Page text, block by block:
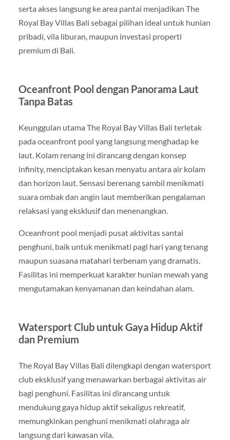
serta akses langsung ke area pantai menjadikan The
Royal Bay Villas Bali sebagai pilihan ideal untuk hunian
pribadi, vila liburan, maupun investasi properti
premium di Bali.
Oceanfront Pool dengan Panorama Laut
Tanpa Batas
Keunggulan utama The Royal Bay Villas Bali terletak
pada oceanfront pool yang langsung menghadap ke
laut. Kolam renang ini dirancang dengan konsep
infinity, menciptakan kesan menyatu antara air kolam
dan horizon laut. Sensasi berenang sambil menikmati
suara ombak dan angin laut memberikan pengalaman
relaksasi yang eksklusif dan menenangkan.
Oceanfront pool menjadi pusat aktivitas santai
penghuni, baik untuk menikmati pagi hari yang tenang
maupun suasana matahari terbenam yang dramatis.
Fasilitas ini memperkuat karakter hunian mewah yang
mengutamakan kenyamanan dan keindahan alam.
Watersport Club untuk Gaya Hidup Aktif
dan Premium
The Royal Bay Villas Bali dilengkapi dengan watersport
club eksklusif yang menawarkan berbagai aktivitas air
bagi penghuni. Fasilitas ini dirancang untuk
mendukung gaya hidup aktif sekaligus rekreatif,
memungkinkan penghuni menikmati olahraga air
langsung dari kawasan vila.